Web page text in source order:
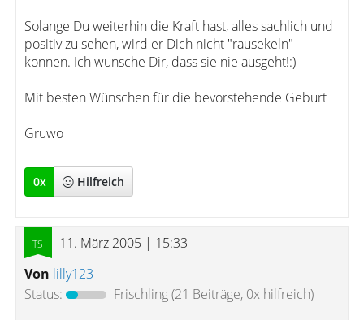
Solange Du weiterhin die Kraft hast, alles sachlich und
positiv zu sehen, wird er Dich nicht "rausekeln"
können. Ich wünsche Dir, dass sie nie ausgeht!:)
Mit besten Wünschen für die bevorstehende Geburt
Gruwo
0x Hilfreich
11. März 2005 | 15:33
Von lilly123
Status:
Frischling(21 Beiträge, 0x hilfreich)